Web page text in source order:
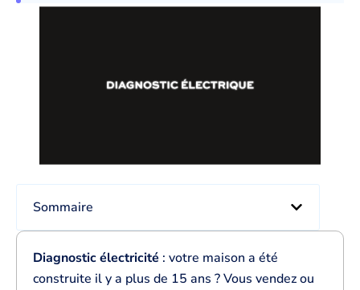
Sommaire
Diagnostic électricité : votre maison a été
construite il y a plus de 15 ans ? Vous vendez ou